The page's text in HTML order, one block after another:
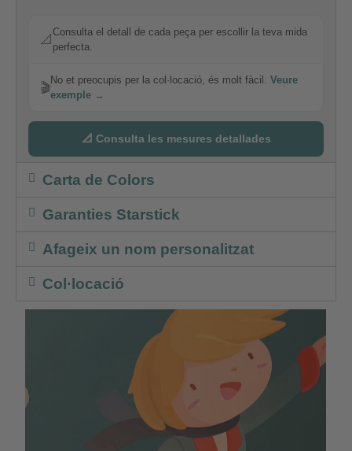
📐
Consulta el detall de cada peça per escollir la teva mida
perfecta.
🎬
No et preocupis per la col·locació, és molt fàcil. Veure
exemple →
📐 Consulta les mesures detallades
Carta de Colors
Garanties Starstick
Afageix un nom personalitzat
Col·locació